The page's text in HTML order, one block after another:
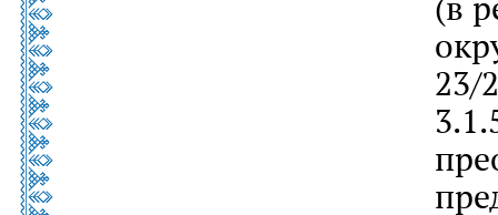
23/